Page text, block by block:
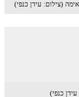
(צילום: עידן כנפי)
כנפי)